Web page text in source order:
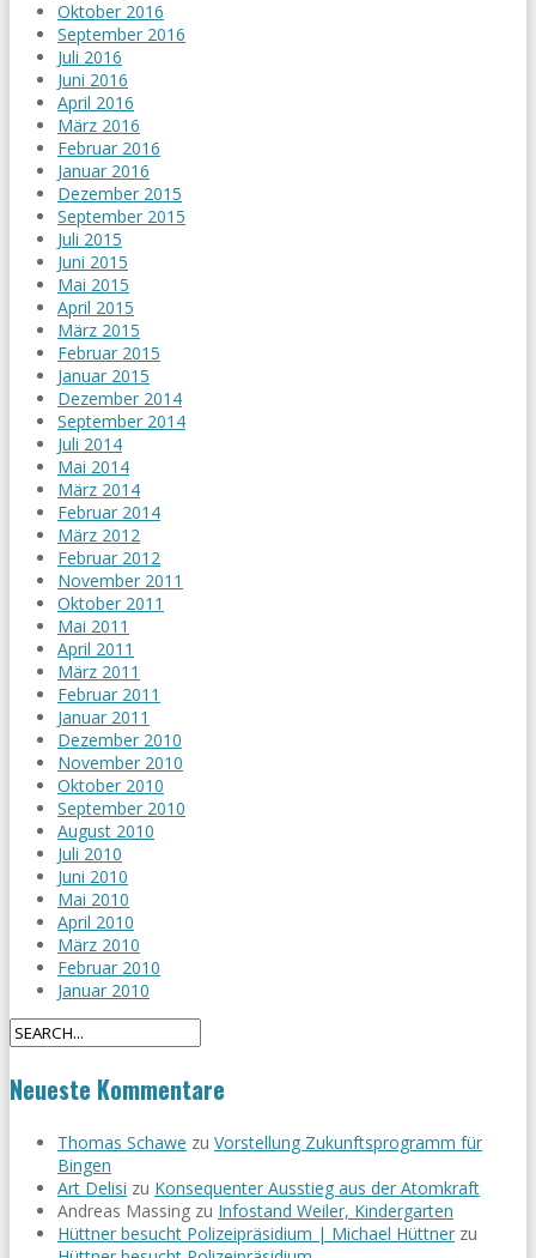
Oktober 2016
September 2016
Juli 2016
Juni 2016
April 2016
März 2016
Februar 2016
Januar 2016
Dezember 2015
September 2015
Juli 2015
Juni 2015
Mai 2015
April 2015
März 2015
Februar 2015
Januar 2015
Dezember 2014
September 2014
Juli 2014
Mai 2014
März 2014
Februar 2014
März 2012
Februar 2012
November 2011
Oktober 2011
Mai 2011
April 2011
März 2011
Februar 2011
Januar 2011
Dezember 2010
November 2010
Oktober 2010
September 2010
August 2010
Juli 2010
Juni 2010
Mai 2010
April 2010
März 2010
Februar 2010
Januar 2010
Neueste Kommentare
Thomas Schawe zu Vorstellung Zukunftsprogramm für
Bingen
Art Delisi zu Konsequenter Ausstieg aus der Atomkraft
Andreas Massing zu Infostand Weiler, Kindergarten
Hüttner besucht Polizeipräsidium | Michael Hüttner zu